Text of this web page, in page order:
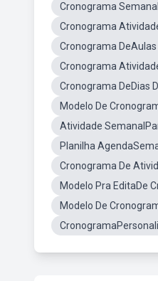
Cronograma
Cronograma
Cronograma
Cronograma
Cronograma DeDias
Modelo De
Atividade
Planilha
Cronograma De
Modelo Pra EditaDe
Modelo De